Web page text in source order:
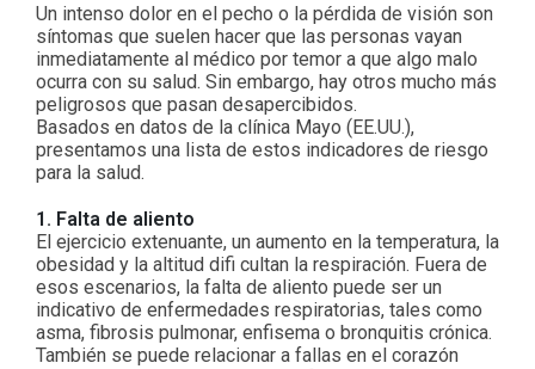
Un intenso dolor en el pecho o la pérdida de visión son
síntomas que suelen hacer que las personas vayan
inmediatamente al médico por temor a que algo malo
ocurra con su salud. Sin embargo, hay otros mucho más
peligrosos que pasan desapercibidos.
Basados en datos de la clínica Mayo (EE.UU.),
presentamos una lista de estos indicadores de riesgo
para la salud.
1. Falta de aliento
El ejercicio extenuante, un aumento en la temperatura, la
obesidad y la altitud difi cultan la respiración. Fuera de
esos escenarios, la falta de aliento puede ser un
indicativo de enfermedades respiratorias, tales como
asma, fibrosis pulmonar, enfisema o bronquitis crónica.
También se puede relacionar a fallas en el corazón